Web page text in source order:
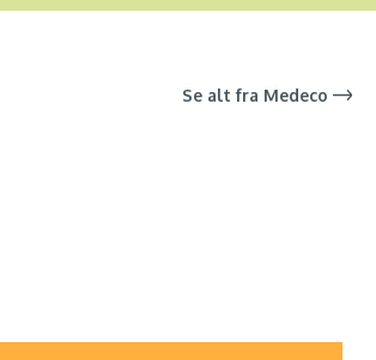
Se alt fra Medeco